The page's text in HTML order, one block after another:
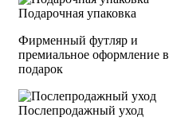
Подарочная упаковка
Фирменный футляр и
премиальное оформление в
подарок
Послепродажный уход